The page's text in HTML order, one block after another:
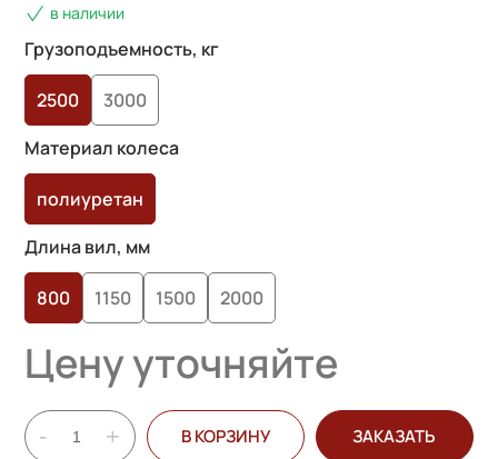
в наличии
Грузоподъемность, кг
2500
3000
Материал колеса
полиуретан
Длина вил, мм
800 1150 1500 2000
Цену уточняйте
- + В КОРЗИНУ ЗАКАЗАТЬ